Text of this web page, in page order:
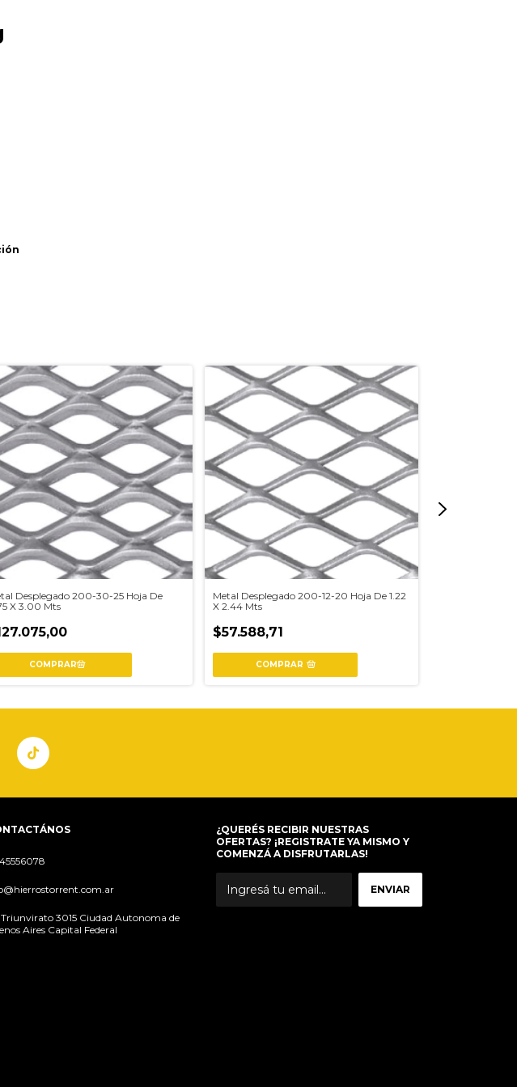
Desplegado 200-30-25 Hoja De
X 3.00 Mts
Metal Desplegado 200-12-20 Hoja De 1.22
X 2.44 Mts
$57.588,71
COMPRAR
3015 Ciudad Autonoma de
Aires Capital Federal
¿QUERÉS RECIBIR NUESTRAS
OFERTAS? ¡REGISTRATE YA MISMO Y
COMENZÁ A DISFRUTARLAS!